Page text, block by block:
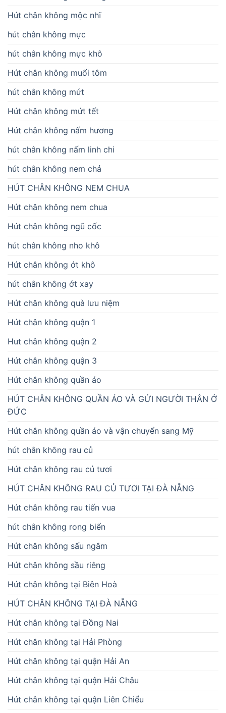
Hút chân không mộc nhĩ
hút chân không mực
hút chân không mực khô
Hút chân không muối tôm
hút chân không mứt
Hút chân không mứt tết
Hút chân không nấm hương
hút chân không nấm linh chi
hút chân không nem chả
HÚT CHÂN KHÔNG NEM CHUA
Hút chân không nem chua
Hút chân không ngũ cốc
hút chân không nho khô
Hút chân không ớt khô
hút chân không ớt xay
Hút chân không quà lưu niệm
Hút chân không quận 1
Hut chân không quận 2
Hút chân không quận 3
Hút chân không quần áo
HÚT CHÂN KHÔNG QUẦN ÁO VÀ GỬI NGƯỜI THÂN Ở
ĐỨC
Hút chân không quần áo và vận chuyển sang Mỹ
hút chân không rau củ
Hút chân không rau củ tươi
HÚT CHÂN KHÔNG RAU CỦ TƯƠI TẠI ĐÀ NẴNG
Hút chân không rau tiến vua
hút chân không rong biển
Hút chân không sấu ngâm
Hút chân không sầu riêng
Hút chân không tại Biên Hoà
HÚT CHÂN KHÔNG TẠI ĐÀ NẴNG
Hút chân không tại Đồng Nai
Hút chân không tại Hải Phòng
Hút chân không tại quận Hải An
Hút chân không tại quận Hải Châu
Hút chân không tại quận Liên Chiểu